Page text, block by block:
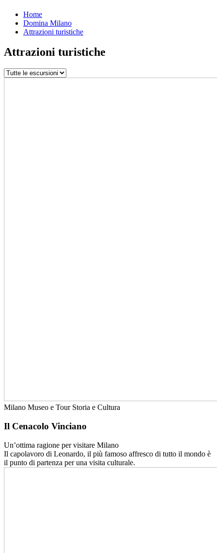
Home
Domina Milano
Attrazioni turistiche
Attrazioni turistiche
Milano Museo e Tour Storia e Cultura
Il Cenacolo Vinciano
Un’ottima ragione per visitare Milano
Il capolavoro di Leonardo, il più famoso affresco di tutto il mondo è
il punto di partenza per una visita culturale.